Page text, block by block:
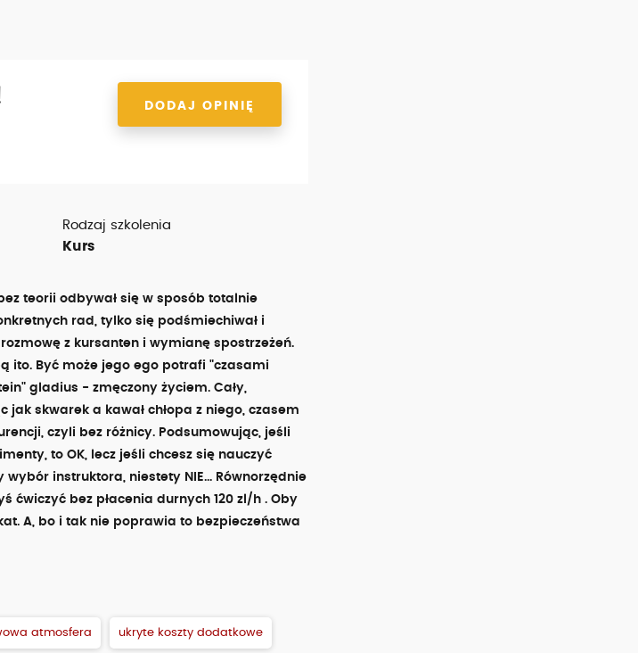
DODAJ OPINIĘ
Rodzaj szkolenia
Kurs
teorii odbywał się w sposób totalnie
rad, tylko się podśmiechiwał i
z kursanten i wymianę spostrzeżeń.
ito. Być może jego ego potrafi "czasami
gladius - zmęczony życiem. Cały,
jak skwarek a kawał chłopa z niego, czasem
czyli bez różnicy. Podsumowując, jeśli
to OK, lecz jeśli chcesz się nauczyć
instruktora, niestety NIE... Równorzędnie
ćwiczyć bez płacenia durnych 120 zl/h . Oby
A, bo i tak nie poprawia to bezpieczeństwa
atmosfera ukryte koszty dodatkowe